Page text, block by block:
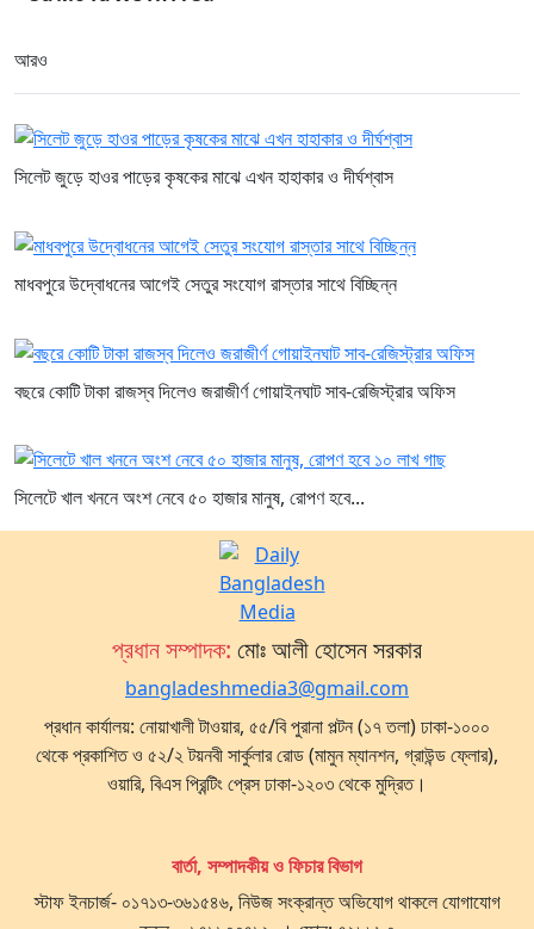
আরও
সিলেট জুড়ে হাওর পাড়ের কৃষকের মাঝে এখন হাহাকার ও দীর্ঘশ্বাস
মাধবপুরে উদ্বোধনের আগেই সেতুর সংযোগ রাস্তার সাথে বিচ্ছিন্ন
বছরে কোটি টাকা রাজস্ব দিলেও জরাজীর্ণ গোয়াইনঘাট সাব-রেজিস্ট্রার অফিস
সিলেটে খাল খননে অংশ নেবে ৫০ হাজার মানুষ, রোপণ হবে...
প্রধান সম্পাদক: মোঃ আলী হোসেন সরকার
bangladeshmedia3@gmail.com
প্রধান কার্যালয়: নোয়াখালী টাওয়ার, ৫৫/বি পুরানা পল্টন (১৭ তলা) ঢাকা-১০০০
থেকে প্রকাশিত ও ৫২/২ টয়নবী সার্কুলার রোড (মামুন ম্যানশন, গ্রাউন্ড ফ্লোর),
ওয়ারি, বিএস প্রিন্টিং প্রেস ঢাকা-১২০৩ থেকে মুদ্রিত।
বার্তা, সম্পাদকীয় ও ফিচার বিভাগ
স্টাফ ইনচার্জ- ০১৭১৩-৩৬১৫৪৬, নিউজ সংক্রান্ত অভিযোগ থাকলে যোগাযোগ